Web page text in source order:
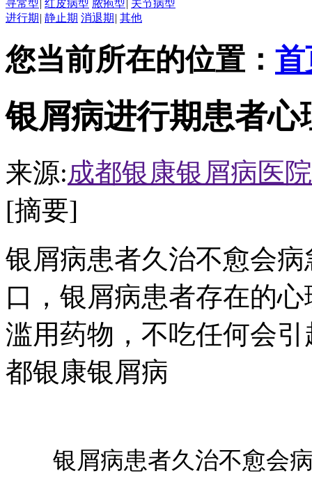
寻常型| 红皮病型 脓疱型| 关节病型
进行期 | 静止期 消退期 | 其他
您当前所在的位置： 首
银屑病进行期患者
来源:成都银康银屑病医院
[摘要]
银屑病患者久治不愈会
口，银屑病患者存在的
滥用药物，不吃任何会
都银康银屑病
银屑病患者久治不愈会病